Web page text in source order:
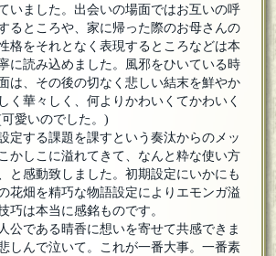
いました。出会いの場面ではお互いの呼
るところや、家に帰った際のお母さんの
格をそれとなく表現するところなどは本
に読み込めました。風邪をひいている時
は、その後の切なく悲しい結末を鮮やか
く華々しく、何よりかわいくてかわいく
愛いのでした。)
定する課題を課すという奏汰からのメッ
かしこに溢れてきて、なんと粋な使い方
と感動致しました。初期設定にいかにも
花畑を精巧な物語設定によりエモンガ溢
巧は本当に感銘ものです。
公である晴香に想いを寄せて共感できま
しんで泣いて。これが一番大事。一番素